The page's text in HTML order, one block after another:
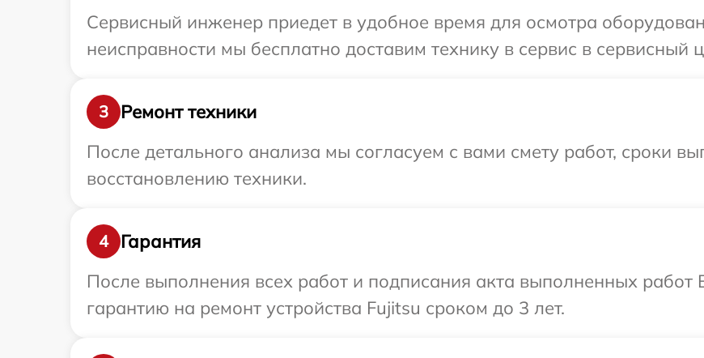
Сервисный инженер приедет в удобное время для осмотра
неисправности мы бесплатно доставим технику в сервис в сервисный
3
Ремонт техники
После детального анализа мы согласуем с вами смету работ, сроки
восстановлению техники.
4
Гарантия
После выполнения всех работ и подписания акта выполненных
гарантию на ремонт устройства Fujitsu сроком до 3 лет.